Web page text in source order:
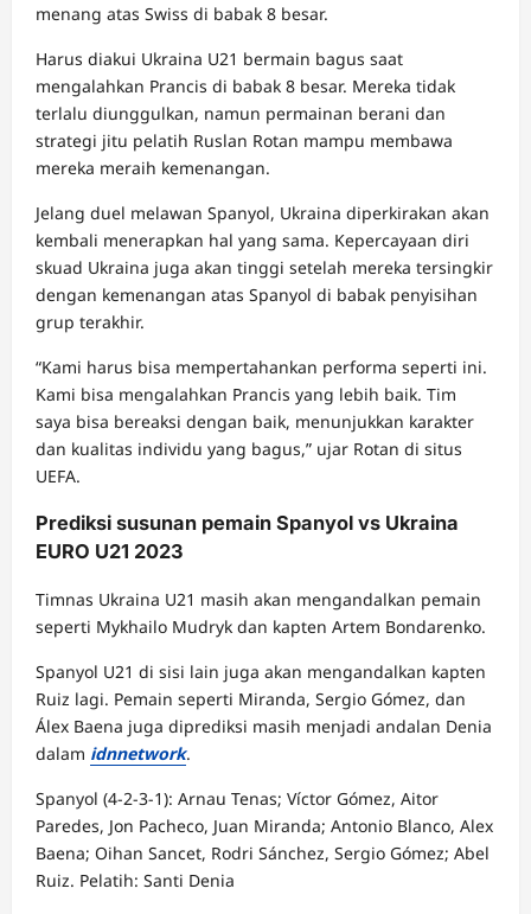
menang atas Swiss di babak 8 besar.
Harus diakui Ukraina U21 bermain bagus saat
mengalahkan Prancis di babak 8 besar. Mereka tidak
terlalu diunggulkan, namun permainan berani dan
strategi jitu pelatih Ruslan Rotan mampu membawa
mereka meraih kemenangan.
Jelang duel melawan Spanyol, Ukraina diperkirakan akan
kembali menerapkan hal yang sama. Kepercayaan diri
skuad Ukraina juga akan tinggi setelah mereka tersingkir
dengan kemenangan atas Spanyol di babak penyisihan
grup terakhir.
“Kami harus bisa mempertahankan performa seperti ini.
Kami bisa mengalahkan Prancis yang lebih baik. Tim
saya bisa bereaksi dengan baik, menunjukkan karakter
dan kualitas individu yang bagus,” ujar Rotan di situs
UEFA.
Prediksi susunan pemain Spanyol vs Ukraina
EURO U21 2023
Timnas Ukraina U21 masih akan mengandalkan pemain
seperti Mykhailo Mudryk dan kapten Artem Bondarenko.
Spanyol U21 di sisi lain juga akan mengandalkan kapten
Ruiz lagi. Pemain seperti Miranda, Sergio Gómez, dan
Álex Baena juga diprediksi masih menjadi andalan Denia
dalam idnnetwork.
Spanyol (4-2-3-1): Arnau Tenas; Víctor Gómez, Aitor
Paredes, Jon Pacheco, Juan Miranda; Antonio Blanco, Alex
Baena; Oihan Sancet, Rodri Sánchez, Sergio Gómez; Abel
Ruiz. Pelatih: Santi Denia